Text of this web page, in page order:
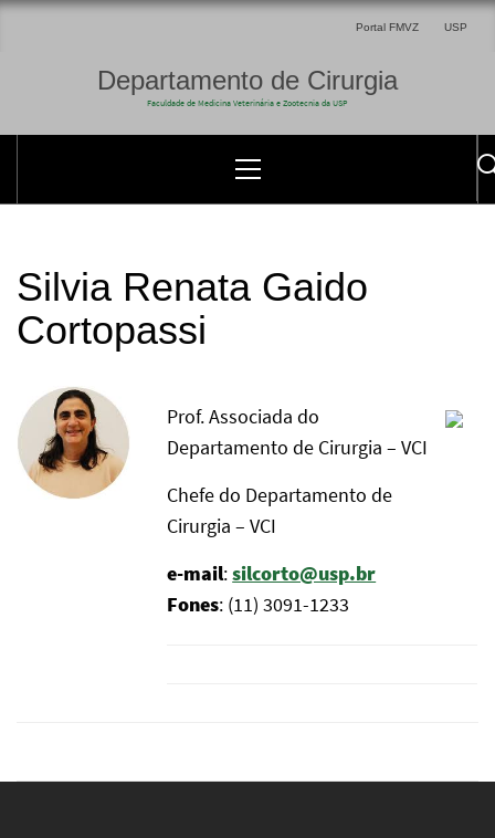
Portal FMVZ USP
Departamento de Cirurgia
Faculdade de Medicina Veterinária e Zootecnia da USP
Silvia Renata Gaido
Cortopassi
Prof. Associada do
Departamento de Cirurgia – VCI
Chefe do Departamento de
Cirurgia – VCI
e-mail:silcorto@usp.br
Fones: (11) 3091-1233